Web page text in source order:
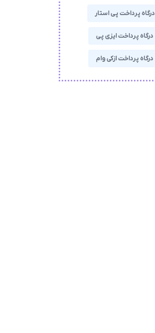
درگاه پرداخت پی استار
درگاه پرداخت ایزی پی
درگاه پرداخت ازکی وام